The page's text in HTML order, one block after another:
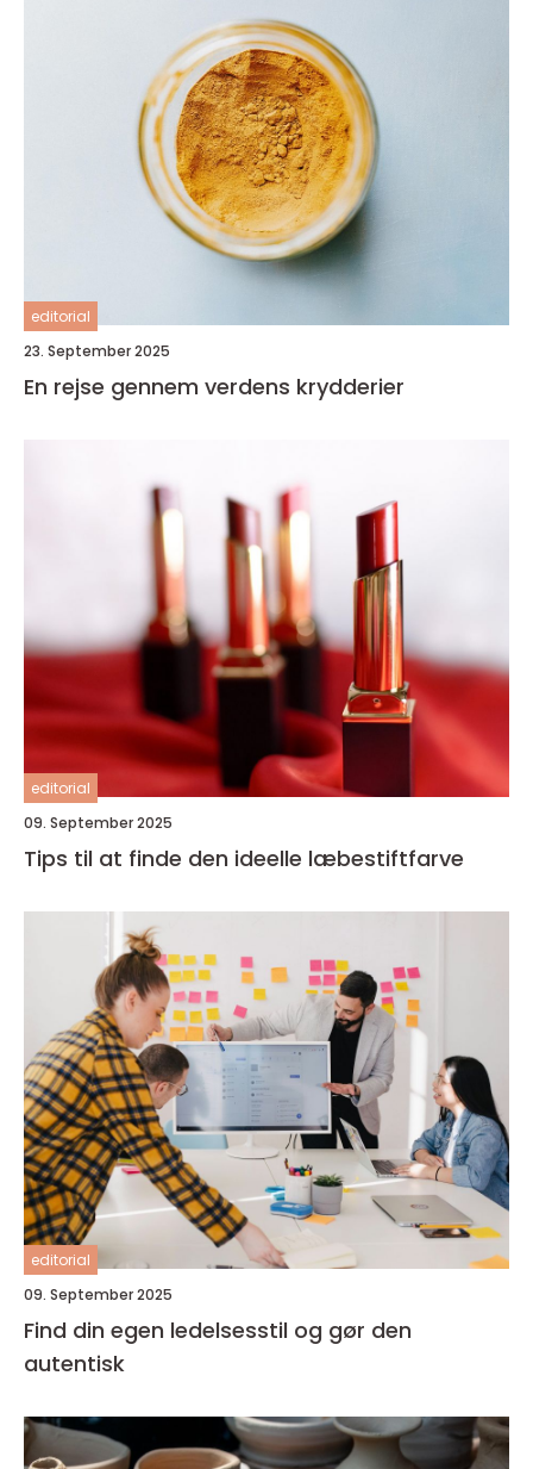
editorial
23. September 2025
En rejse gennem verdens krydderier
editorial
09. September 2025
Tips til at finde den ideelle læbestiftfarve
editorial
09. September 2025
Find din egen ledelsesstil og gør den
autentisk